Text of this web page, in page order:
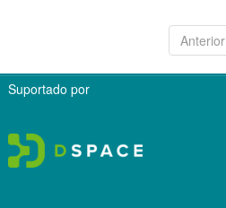
Anterior
Suportado por